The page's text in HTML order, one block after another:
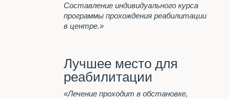
ЦЕНТР ПОМОЩИ
АЛКОГОЛИКАМ В КУРГАНЕ
Важно знать
Отзывы
Составление индивидуального курса
программы прохождения реабилитации
в центре.»
Лучшее место для
реабилитации
«Лечение проходит в обстановке,